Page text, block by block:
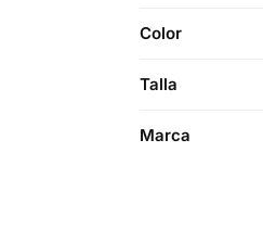
Color
Talla
Marca